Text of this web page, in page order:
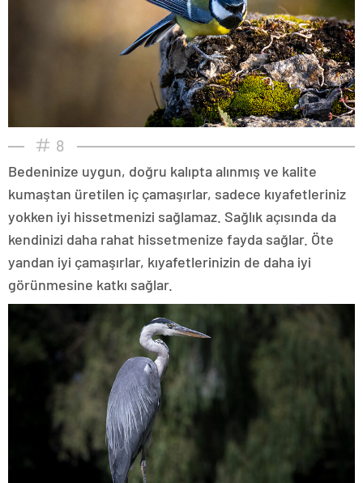
8
Bedeninize uygun, doğru kalıpta alınmış ve kalite
kumaştan üretilen iç çamaşırlar, sadece kıyafetleriniz
yokken iyi hissetmenizi sağlamaz. Sağlık açısında da
kendinizi daha rahat hissetmenize fayda sağlar. Öte
yandan iyi çamaşırlar, kıyafetlerinizin de daha iyi
görünmesine katkı sağlar.